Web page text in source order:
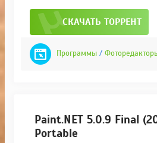
СКАЧАТЬ ТОРРЕНТ
Программы /
Paint.NET 5.0.9 Final
Portable